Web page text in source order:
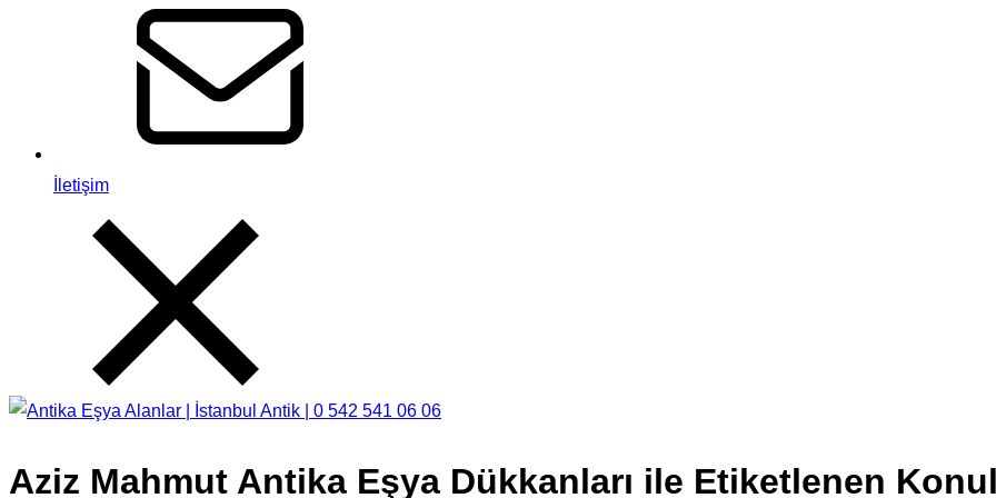
İletişim
Aziz Mahmut Antika Eşya Dükkanları ile Etiketlenen